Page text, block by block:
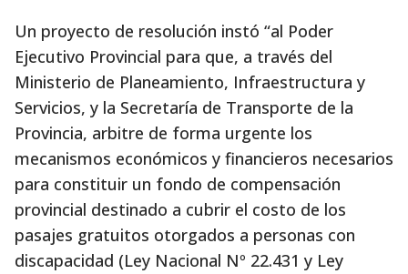
Un proyecto de resolución instó “al Poder
Ejecutivo Provincial para que, a través del
Ministerio de Planeamiento, Infraestructura y
Servicios, y la Secretaría de Transporte de la
Provincia, arbitre de forma urgente los
mecanismos económicos y financieros necesarios
para constituir un fondo de compensación
provincial destinado a cubrir el costo de los
pasajes gratuitos otorgados a personas con
discapacidad (Ley Nacional Nº 22.431 y Ley